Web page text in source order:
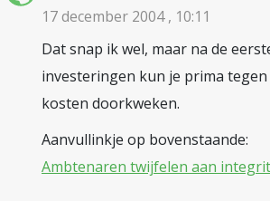
17 december 2004 , 10:11
Dat snap ik wel, maar na de
investeringen kun je prima
kosten doorkweken.
Aanvullinkje op bovenstaande:
Ambtenaren twijfelen aan